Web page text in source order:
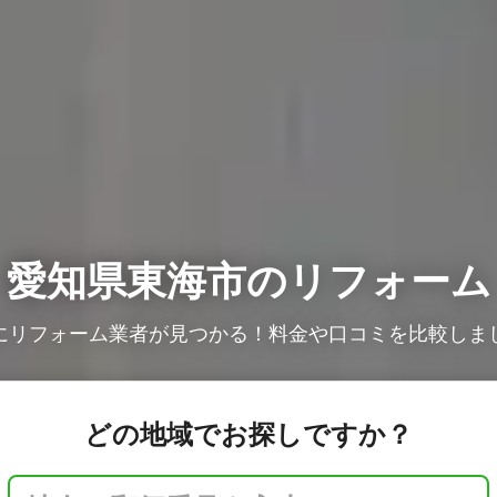
愛知県東海市のリフォーム
リフォーム業者が見つかる！料金や口コミを比較しま
どの地域でお探しですか？